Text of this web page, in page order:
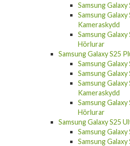
Samsung Galaxy
Samsung
Kameraskydd
Samsung
Hörlurar
Samsung Galaxy S25
Samsung
Samsung Galaxy
Samsung
Kameraskydd
Samsung
Hörlurar
Samsung Galaxy S25
Samsung
Samsung Galaxy